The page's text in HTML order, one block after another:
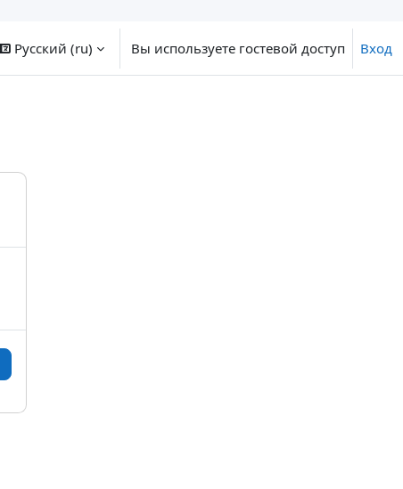
Русский ‎(ru)‎ Вы используете гостевой доступ Вход